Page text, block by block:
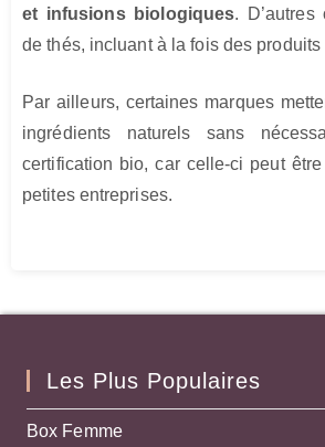
et infusions biologiques. D’autres
de thés, incluant à la fois des
Par ailleurs, certaines marques
ingrédients naturels sans
certification bio, car celle-ci peut
petites entreprises.
Les Plus Populaires
Box Femme